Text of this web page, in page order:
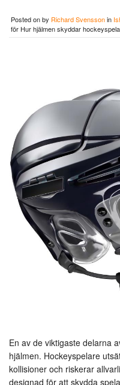
Posted onby Richard Svenssonin
för Hur hjälmen skyddar
En av de viktigaste delarna
hjälmen. Hockeyspelare
kollisioner och riskerar
designad för att skydda